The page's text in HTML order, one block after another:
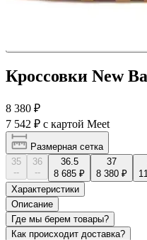
Кроссовки New
8 380 ₽
7 542 ₽ с картой Meet
Размерная сетка
35
--
36
--
36.5
8 685 ₽
37
8 380 ₽
Характеристики
Описание
Где мы берем товары?
Как происходит доставка?